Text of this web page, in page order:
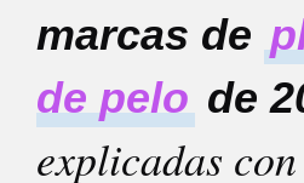
marcas de
de pelo de
explicadas